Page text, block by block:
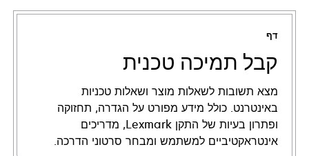
דף
קבל תמיכה טכנית
מצא תשובות לשאלות מוצר ושאלות טכניות
באינטרנט. כולל מידע מפורט על הגדרה, תחזוקה
ופתרון בעיות של התקן Lexmark, מדריכים
אינטראקטיביים למשתמש ומבחר סרטוני הדרכה.